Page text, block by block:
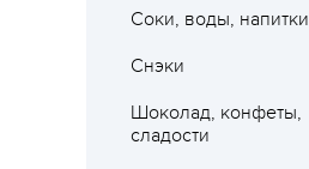
Соки, воды, напитки
Снэки
Шоколад, конфеты,
сладости